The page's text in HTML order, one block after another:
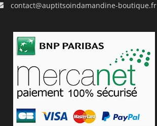
contact@auptitsoindamandine-boutique.fr